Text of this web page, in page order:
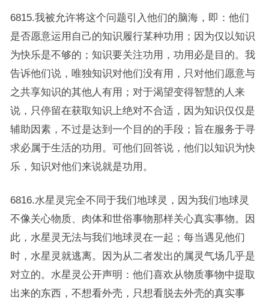
6815.我被允许将这个问题引入他们的脑海，即：他们
是否愿意运用自己的知识履行某种功用；因为仅以知识
为快乐是不够的；知识要关注功用，功用必是目的。我
告诉他们说，唯独知识对他们没有用，只对他们愿意与
之共享知识的其他人有用；对于渴望变得智慧的人来
说，只停留在获取知识上绝对不合适，因为知识仅仅是
辅助因素，不过是达到一个目的的手段；旨在服务于寻
求必属于生活的功用。可他们回答说，他们以知识为快
乐，知识对他们来说就是功用。
6816.水星灵完全不同于我们地球灵，因为我们地球灵
不像关心物质、肉体和世俗事物那样关心真实事物。因
此，水星灵无法与我们地球灵在一起；每当遇见他们
时，水星灵就逃离。因为从二者发出的属灵气场几乎是
对立的。水星灵公开声明：他们喜欢从物质事物中提取
出来的东西，不想看外壳，只想看脱去外壳的真实事